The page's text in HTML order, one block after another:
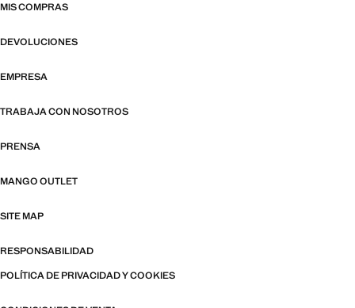
MIS COMPRAS
DEVOLUCIONES
EMPRESA
TRABAJA CON NOSOTROS
PRENSA
MANGO OUTLET
SITE MAP
RESPONSABILIDAD
POLÍTICA DE PRIVACIDAD Y COOKIES